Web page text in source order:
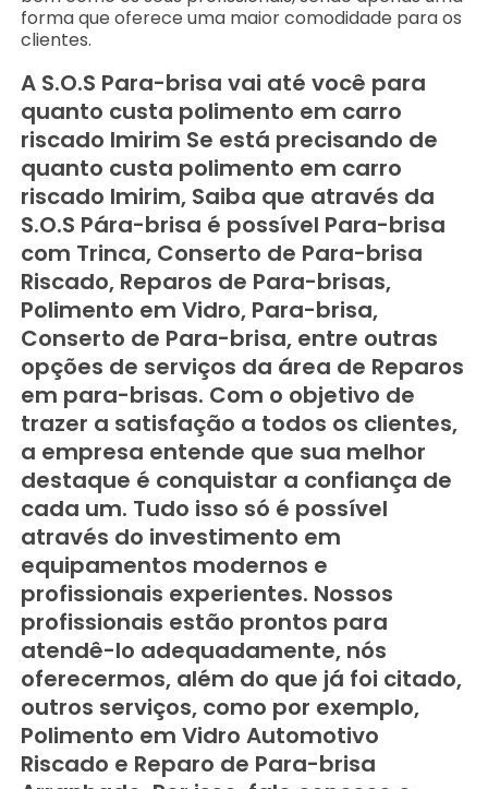
forma que oferece uma maior comodidade para os
clientes.
A S.O.S Para-brisa vai até você para
quanto custa polimento em carro
riscado Imirim Se está precisando de
quanto custa polimento em carro
riscado Imirim, Saiba que através da
S.O.S Pára-brisa é possível Para-brisa
com Trinca, Conserto de Para-brisa
Riscado, Reparos de Para-brisas,
Polimento em Vidro, Para-brisa,
Conserto de Para-brisa, entre outras
opções de serviços da área de Reparos
em para-brisas. Com o objetivo de
trazer a satisfação a todos os clientes,
a empresa entende que sua melhor
destaque é conquistar a confiança de
cada um. Tudo isso só é possível
através do investimento em
equipamentos modernos e
profissionais experientes. Nossos
profissionais estão prontos para
atendê-lo adequadamente, nós
oferecermos, além do que já foi citado,
outros serviços, como por exemplo,
Polimento em Vidro Automotivo
Riscado e Reparo de Para-brisa